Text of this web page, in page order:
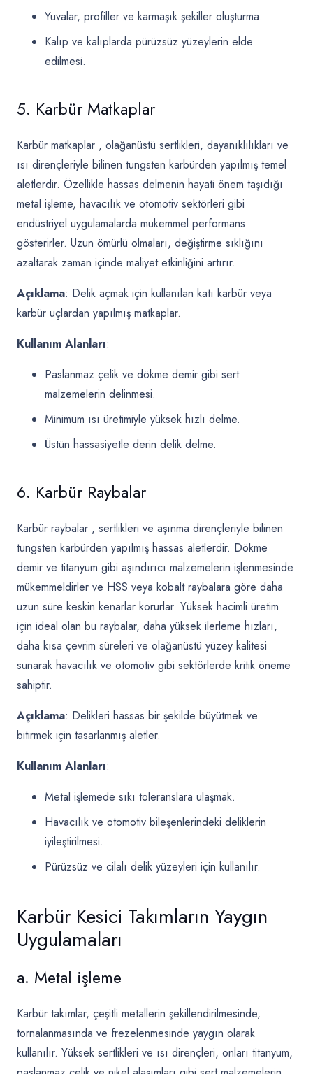
Yuvalar, profiller ve karmaşık şekiller oluşturma.
Kalıp ve kalıplarda pürüzsüz yüzeylerin elde
edilmesi.
5. Karbür Matkaplar
Karbür matkaplar , olağanüstü sertlikleri, dayanıklılıkları ve
ısı dirençleriyle bilinen tungsten karbürden yapılmış temel
aletlerdir. Özellikle hassas delmenin hayati önem taşıdığı
metal işleme, havacılık ve otomotiv sektörleri gibi
endüstriyel uygulamalarda mükemmel performans
gösterirler. Uzun ömürlü olmaları, değiştirme sıklığını
azaltarak zaman içinde maliyet etkinliğini artırır.
Açıklama: Delik açmak için kullanılan katı karbür veya
karbür uçlardan yapılmış matkaplar.
Kullanım Alanları:
Paslanmaz çelik ve dökme demir gibi sert
malzemelerin delinmesi.
Minimum ısı üretimiyle yüksek hızlı delme.
Üstün hassasiyetle derin delik delme.
6. Karbür Raybalar
Karbür raybalar , sertlikleri ve aşınma dirençleriyle bilinen
tungsten karbürden yapılmış hassas aletlerdir. Dökme
demir ve titanyum gibi aşındırıcı malzemelerin işlenmesinde
mükemmeldirler ve HSS veya kobalt raybalara göre daha
uzun süre keskin kenarlar korurlar. Yüksek hacimli üretim
için ideal olan bu raybalar, daha yüksek ilerleme hızları,
daha kısa çevrim süreleri ve olağanüstü yüzey kalitesi
sunarak havacılık ve otomotiv gibi sektörlerde kritik öneme
sahiptir.
Açıklama: Delikleri hassas bir şekilde büyütmek ve
bitirmek için tasarlanmış aletler.
Kullanım Alanları:
Metal işlemede sıkı toleranslara ulaşmak.
Havacılık ve otomotiv bileşenlerindeki deliklerin
iyileştirilmesi.
Pürüzsüz ve cilalı delik yüzeyleri için kullanılır.
Karbür Kesici Takımların Yaygın
Uygulamaları
a. Metal işleme
Karbür takımlar, çeşitli metallerin şekillendirilmesinde,
tornalanmasında ve frezelenmesinde yaygın olarak
kullanılır. Yüksek sertlikleri ve ısı dirençleri, onları titanyum,